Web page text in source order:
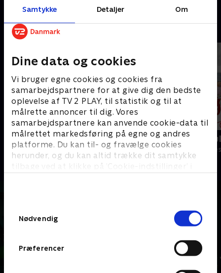
Samtykke Detaljer Om
Dine data og cookies
Vi bruger egne cookies og cookies fra
samarbejdspartnere for at give dig den bedste
oplevelse af TV 2 PLAY, til statistik og til at
målrette annoncer til dig. Vores
samarbejdspartnere kan anvende cookie-data til
målrettet markedsføring på egne og andres
platforme. Du kan til- og fravælge cookies
herunder, og du kan altid trække dit samtykke
tilbage ved at klikke på ’Cookie-indstillinger’ i
Nødvendig
Præferencer
Andre så også
Morran og Tobias - pengene eller
livet
Komedie • 1 sæsoner
Sølykkens jul
Komedie • 1